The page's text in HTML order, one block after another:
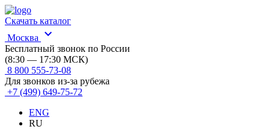
Скачать каталог
Москва
expand_more
Бесплатный звонок по России
(8:30 — 17:30 МСК)
8 800 555-73-08
Для звонков из-за рубежа
+7 (499) 649-75-72
ENG
RU